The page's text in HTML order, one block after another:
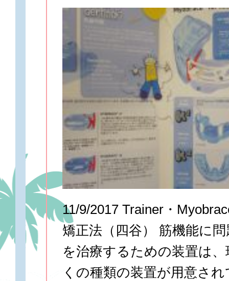
11/9/2017 Trainer・
矯正法（四谷） 筋機能に
を治療するための装置は
くの種類の装置が用意さ